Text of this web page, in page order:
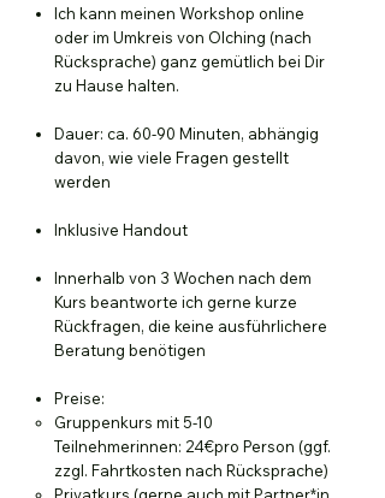
Ich kann meinen Workshop online
oder im Umkreis von Olching (nach
Rücksprache) ganz gemütlich bei Dir
zu Hause halten.
Dauer: ca. 60-90 Minuten, abhängig
davon, wie viele Fragen gestellt
werden
Inklusive Handout
Innerhalb von 3 Wochen nach dem
Kurs beantworte ich gerne kurze
Rückfragen, die keine ausführlichere
Beratung benötigen
Preise:
Gruppenkurs mit 5-10
Teilnehmerinnen: 24€pro Person (ggf.
zzgl. Fahrtkosten nach Rücksprache)​